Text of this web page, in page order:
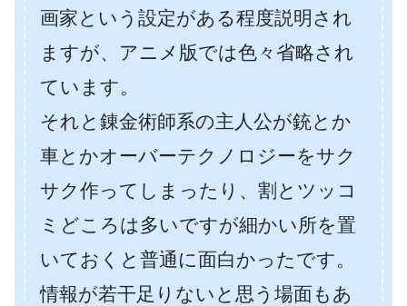
画家という設定がある程度説明され
ますが、アニメ版では色々省略され
ています。
それと錬金術師系の主人公が銃とか
車とかオーバーテクノロジーをサク
サク作ってしまったり、割とツッコ
ミどころは多いですが細かい所を置
いておくと普通に面白かったです。
情報が若干足りないと思う場面もあ